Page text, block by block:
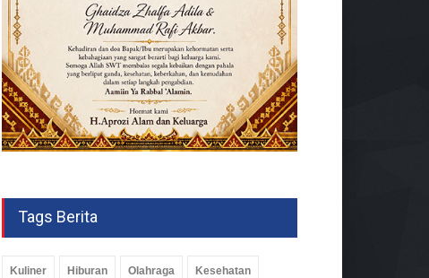
Tags Berita
Kuliner Hiburan Olahraga Kesehatan